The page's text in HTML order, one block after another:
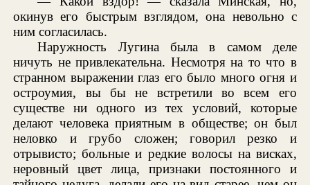
окинув его быстрым взглядом, она невольно с
ним согласилась.
Наружность Лугина была в самом деле
ничуть не привлекательна. Несмотря на то что в
странном выражении глаз его было много огня и
остроумия, вы бы не встретили во всем его
существе ни одного из тех условий, которые
делают человека приятным в обществе; он был
неловко и грубо сложен; говорил резко и
отрывисто; больные и редкие волосы на висках,
неровный цвет лица, признаки постоянного и